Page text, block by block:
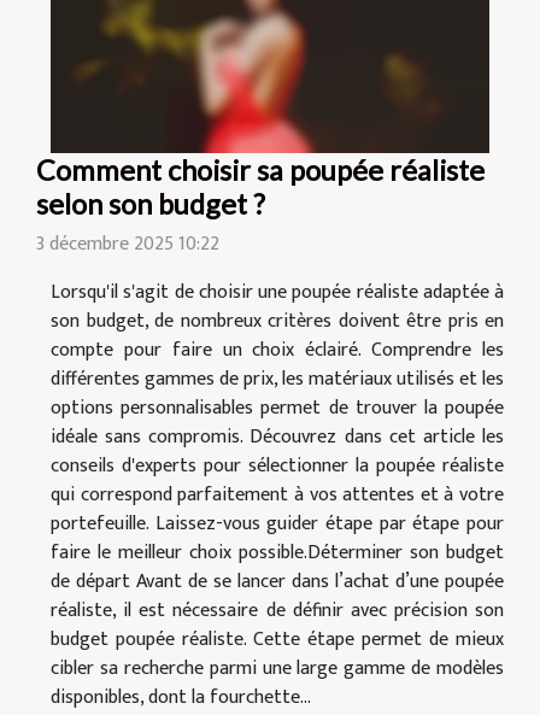
Comment choisir sa poupée réaliste
selon son budget ?
3 décembre 2025 10:22
Lorsqu'il s'agit de choisir une poupée réaliste adaptée à
son budget, de nombreux critères doivent être pris en
compte pour faire un choix éclairé. Comprendre les
différentes gammes de prix, les matériaux utilisés et les
options personnalisables permet de trouver la poupée
idéale sans compromis. Découvrez dans cet article les
conseils d'experts pour sélectionner la poupée réaliste
qui correspond parfaitement à vos attentes et à votre
portefeuille. Laissez-vous guider étape par étape pour
faire le meilleur choix possible.Déterminer son budget
de départ Avant de se lancer dans l’achat d’une poupée
réaliste, il est nécessaire de définir avec précision son
budget poupée réaliste. Cette étape permet de mieux
cibler sa recherche parmi une large gamme de modèles
disponibles, dont la fourchette...